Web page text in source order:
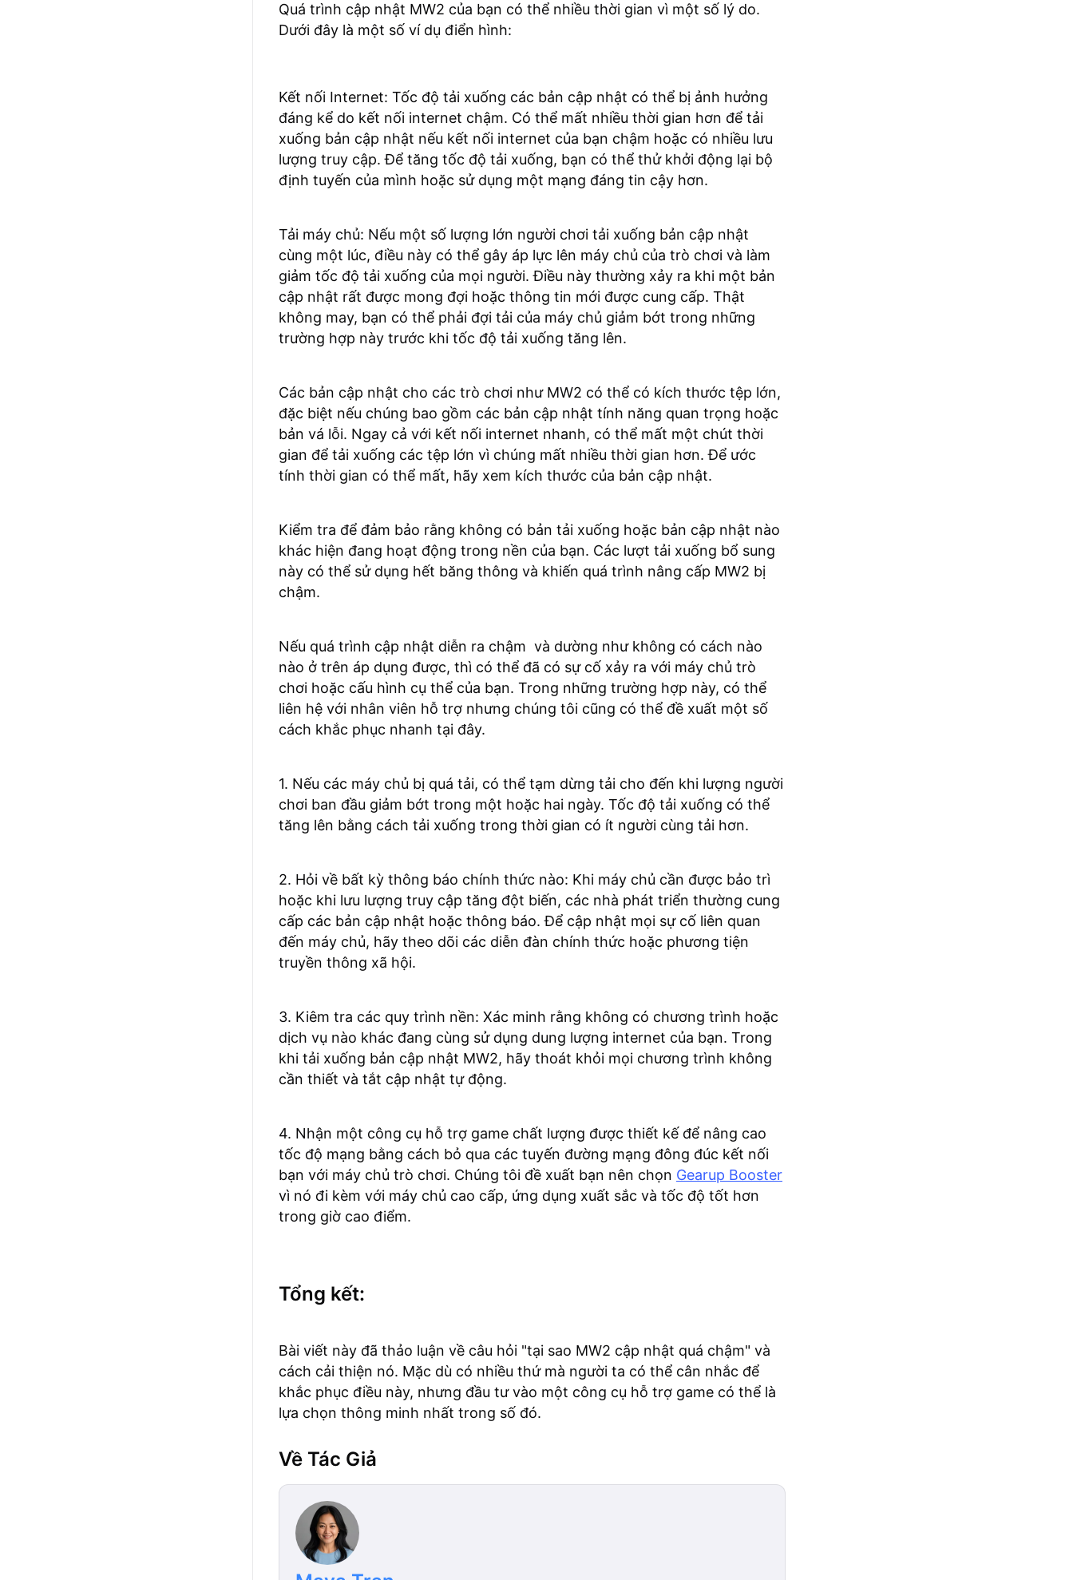
Quá trình cập nhật MW2 của bạn có thể nhiều thời gian vì một số lý do.
Dưới đây là một số ví dụ điển hình:
Kết nối Internet: Tốc độ tải xuống các bản cập nhật có thể bị ảnh hưởng
đáng kể do kết nối internet chậm. Có thể mất nhiều thời gian hơn để tải
xuống bản cập nhật nếu kết nối internet của bạn chậm hoặc có nhiều lưu
lượng truy cập. Để tăng tốc độ tải xuống, bạn có thể thử khởi động lại bộ
định tuyến của mình hoặc sử dụng một mạng đáng tin cậy hơn.
Tải máy chủ: Nếu một số lượng lớn người chơi tải xuống bản cập nhật
cùng một lúc, điều này có thể gây áp lực lên máy chủ của trò chơi và làm
giảm tốc độ tải xuống của mọi người. Điều này thường xảy ra khi một bản
cập nhật rất được mong đợi hoặc thông tin mới được cung cấp. Thật
không may, bạn có thể phải đợi tải của máy chủ giảm bớt trong những
trường hợp này trước khi tốc độ tải xuống tăng lên.
Các bản cập nhật cho các trò chơi như MW2 có thể có kích thước tệp lớn,
đặc biệt nếu chúng bao gồm các bản cập nhật tính năng quan trọng hoặc
bản vá lỗi. Ngay cả với kết nối internet nhanh, có thể mất một chút thời
gian để tải xuống các tệp lớn vì chúng mất nhiều thời gian hơn. Để ước
tính thời gian có thể mất, hãy xem kích thước của bản cập nhật.
Kiểm tra để đảm bảo rằng không có bản tải xuống hoặc bản cập nhật nào
khác hiện đang hoạt động trong nền của bạn. Các lượt tải xuống bổ sung
này có thể sử dụng hết băng thông và khiến quá trình nâng cấp MW2 bị
chậm.
Nếu quá trình cập nhật diễn ra chậm và dường như không có cách nào
nào ở trên áp dụng được, thì có thể đã có sự cố xảy ra với máy chủ trò
chơi hoặc cấu hình cụ thể của bạn. Trong những trường hợp này, có thể
liên hệ với nhân viên hỗ trợ nhưng chúng tôi cũng có thể đề xuất một số
cách khắc phục nhanh tại đây.
1. Nếu các máy chủ bị quá tải, có thể tạm dừng tải cho đến khi lượng người
chơi ban đầu giảm bớt trong một hoặc hai ngày. Tốc độ tải xuống có thể
tăng lên bằng cách tải xuống trong thời gian có ít người cùng tải hơn.
2. Hỏi về bất kỳ thông báo chính thức nào: Khi máy chủ cần được bảo trì
hoặc khi lưu lượng truy cập tăng đột biến, các nhà phát triển thường cung
cấp các bản cập nhật hoặc thông báo. Để cập nhật mọi sự cố liên quan
đến máy chủ, hãy theo dõi các diễn đàn chính thức hoặc phương tiện
truyền thông xã hội.
3. Kiêm tra các quy trình nền: Xác minh rằng không có chương trình hoặc
dịch vụ nào khác đang cùng sử dụng dung lượng internet của bạn. Trong
khi tải xuống bản cập nhật MW2, hãy thoát khỏi mọi chương trình không
cần thiết và tắt cập nhật tự động.
4. Nhận một công cụ hỗ trợ game chất lượng được thiết kế để nâng cao
tốc độ mạng bằng cách bỏ qua các tuyến đường mạng đông đúc kết nối
bạn với máy chủ trò chơi. Chúng tôi đề xuất bạn nên chọn Gearup Booster
vì nó đi kèm với máy chủ cao cấp, ứng dụng xuất sắc và tốc độ tốt hơn
trong giờ cao điểm.
Tổng kết:
Bài viết này đã thảo luận về câu hỏi "tại sao MW2 cập nhật quá chậm" và
cách cải thiện nó. Mặc dù có nhiều thứ mà người ta có thể cân nhắc để
khắc phục điều này, nhưng đầu tư vào một công cụ hỗ trợ game có thể là
lựa chọn thông minh nhất trong số đó.
Về Tác Giả